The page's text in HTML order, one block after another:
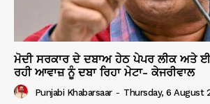
ਮੋਦੀ ਸਰਕਾਰ ਦੇ ਦਬਾਅ ਹੇਠ ਪੇਪਰ ਲੀਕ ਅਤੇ
ਰਹੀ ਆਵਾਜ਼ ਨੂੰ ਦਬਾ ਰਿਹਾ ਮੇਟਾ- ਕੇਜਰੀਵਾਲ
Punjabi Khabarsaar - Thursday, 6 August